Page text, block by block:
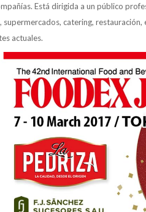
Está dirigida a un público
catering,
actuales.